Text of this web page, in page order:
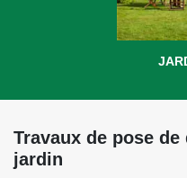
Travaux de pose
jardin